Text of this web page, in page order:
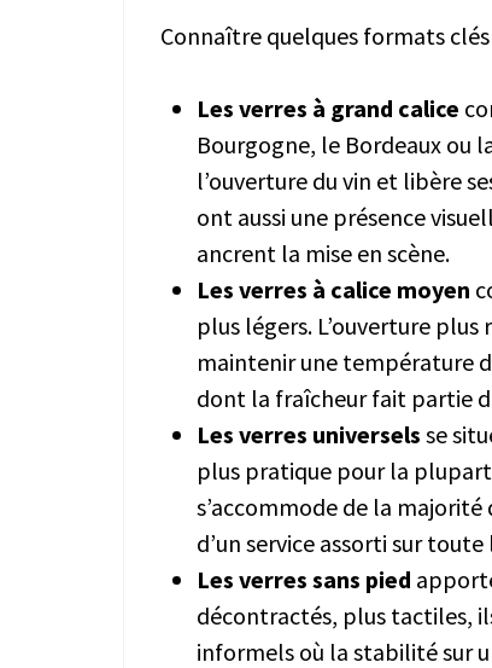
Connaître quelques formats
Les verres à grand calice
Bourgogne, le Bordeaux ou
l’ouverture du vin et libère
ont aussi une présence
ancrent la mise en scène.
Les verres à calice moyen
plus légers. L’ouverture
maintenir une température
dont la fraîcheur fait partie
Les verres universels se
plus pratique pour la
s’accommode de la
d’un service assorti sur
Les verres sans pied
décontractés, plus tactiles,
informels où la stabilité sur